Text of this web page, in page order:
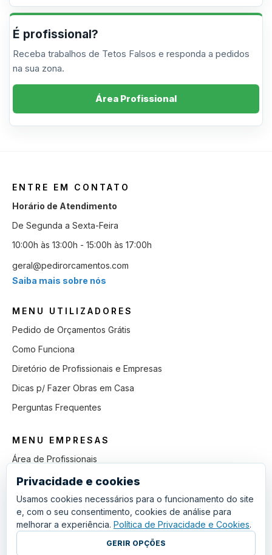
É profissional?
Receba trabalhos de Tetos Falsos e responda a pedidos
na sua zona.
Área Profissional
ENTRE EM CONTATO
Horário de Atendimento
De Segunda a Sexta-Feira
10:00h às 13:00h - 15:00h às 17:00h
geral@pedirorcamentos.com
Saiba mais sobre nós
MENU UTILIZADORES
Pedido de Orçamentos Grátis
Como Funciona
Diretório de Profissionais e Empresas
Dicas p/ Fazer Obras em Casa
Perguntas Frequentes
MENU EMPRESAS
Área de Profissionais
Como Funciona
Lista de Pedidos em Aberto
Como Ganhar mais Obras
Perguntas Frequentes
Privacidade e cookies
Usamos cookies necessários para o funcionamento do site
e, com o seu consentimento, cookies de análise para
melhorar a experiência. Política de Privacidade e Cookies.
GERIR OPÇÕES